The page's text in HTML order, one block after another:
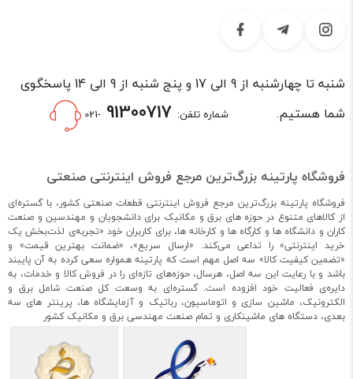
شنبه تا چهارشنبه از 9 الی 17 و پنج شنبه از 9 الی 14 پاسخگوی
شما هستیم.
شماره تلفن: -021
فروشگاه پارتینه بزرگ‌ترین مرجع فروش اینترنتی صنعتی
فروشگاه پارتینه بزرگ‌ترین مرجع فروش اینترنتی قطعات صنعتی کشور، با گستره‌ای
از کالاهای متنوع در حوزه های برق و مکانیک برای دانشجویان و مهندسین و صنعت
کاران و دانشگاه ها و کارگاه ها و کارخانه ها، برای کاربران خود «تجربه‌ی لذت‌بخش یک
خرید اینترنتی» را تداعی می‌کند. «ارسال سریع»، «ضمانت بهترین قیمت» و
«تضمین کیفیت کالا» سه اصل مهم است که پارتینه همواره سعی کرده به آن پایبند
باشد و با رعایت این سه اصل، هرسال، حوزه‌های تازه‌ای را در فروش کالا و خدمات، به
دایره‌ی فعالیت خود افزوده است. گستره‌ای به وسعت کل صنعت شامل برق و
الکترونیک، ماشین سازی و اتوماسیون، رباتیک و آزمایشگاه ها، پرینتر های سه
بعدی، دستگاه های ماشینکاری و تمام صنعت مهندسی برق و مکانیک کشور